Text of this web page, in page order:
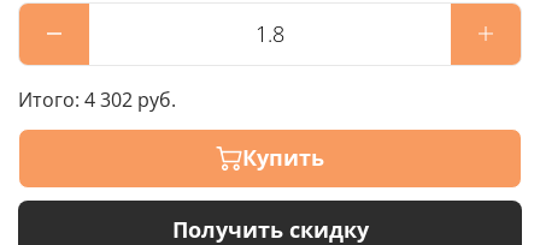
Итого: 4 302 руб.
Купить
Получить скидку